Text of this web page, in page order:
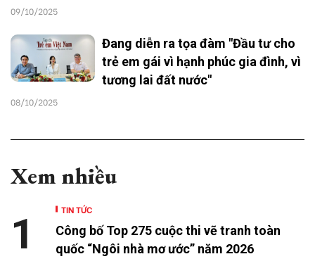
09/10/2025
Đang diễn ra tọa đàm "Đầu tư cho
trẻ em gái vì hạnh phúc gia đình, vì
tương lai đất nước"
08/10/2025
Xem nhiều
TIN TỨC
Công bố Top 275 cuộc thi vẽ tranh toàn
quốc “Ngôi nhà mơ ước” năm 2026
1